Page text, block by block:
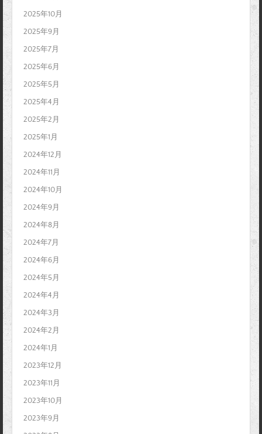
2025年10月
2025年9月
2025年7月
2025年6月
2025年5月
2025年4月
2025年2月
2025年1月
2024年12月
2024年11月
2024年10月
2024年9月
2024年8月
2024年7月
2024年6月
2024年5月
2024年4月
2024年3月
2024年2月
2024年1月
2023年12月
2023年11月
2023年10月
2023年9月